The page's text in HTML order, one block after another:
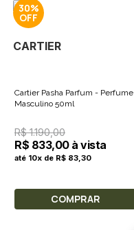
30%
CARTIER
Cartier Pasha Parfum - Perfume
Masculino 50ml
R$ 1.190,00
R$ 833,00 à vista
até 10x de R$ 83,30
COMPRAR